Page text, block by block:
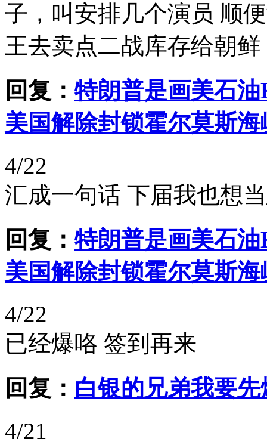
子，叫安排几个演员 顺
王去卖点二战库存给朝
回复： 特朗普是画美石
美国解除封锁霍尔莫斯海
4/22
汇成一句话 下届我也想
回复： 特朗普是画美石
美国解除封锁霍尔莫斯海
4/22
已经爆咯 签到再来
回复： 白银的兄弟我要先
4/21